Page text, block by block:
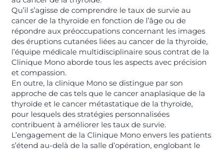
Qu’il s’agisse de comprendre le taux de survie au
cancer de la thyroïde en fonction de l’âge ou de
répondre aux préoccupations concernant les images
des éruptions cutanées liées au cancer de la thyroïde,
l’équipe médicale multidisciplinaire sous contrat de la
Clinique Mono aborde tous les aspects avec précision
et compassion.
En outre, la clinique Mono se distingue par son
approche de cas tels que le cancer anaplasique de la
thyroïde et le cancer métastatique de la thyroïde,
pour lesquels des stratégies personnalisées
contribuent à améliorer les taux de survie.
L’engagement de la Clinique Mono envers les patients
s’étend au-delà de la salle d’opération, englobant le